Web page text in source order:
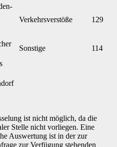
Verkehrsverstöße 129
Sonstige
114
ist nicht möglich, da die
Stelle nicht vorliegen. Eine
Auswertung ist in der zur
zur Verfügung stehenden